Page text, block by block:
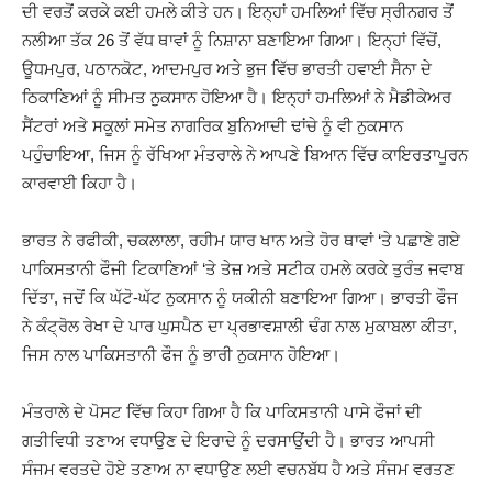
ਦੀ ਵਰਤੋਂ ਕਰਕੇ ਕਈ ਹਮਲੇ ਕੀਤੇ ਹਨ। ਇਨ੍ਹਾਂ ਹਮਲਿਆਂ ਵਿੱਚ ਸ੍ਰੀਨਗਰ ਤੋਂ
ਨਲੀਆ ਤੱਕ 26 ਤੋਂ ਵੱਧ ਥਾਵਾਂ ਨੂੰ ਨਿਸ਼ਾਨਾ ਬਣਾਇਆ ਗਿਆ। ਇਨ੍ਹਾਂ ਵਿੱਚੋਂ,
ਊਧਮਪੁਰ, ਪਠਾਨਕੋਟ, ਆਦਮਪੁਰ ਅਤੇ ਭੁਜ ਵਿੱਚ ਭਾਰਤੀ ਹਵਾਈ ਸੈਨਾ ਦੇ
ਠਿਕਾਣਿਆਂ ਨੂੰ ਸੀਮਤ ਨੁਕਸਾਨ ਹੋਇਆ ਹੈ। ਇਨ੍ਹਾਂ ਹਮਲਿਆਂ ਨੇ ਮੈਡੀਕੇਅਰ
ਸੈਂਟਰਾਂ ਅਤੇ ਸਕੂਲਾਂ ਸਮੇਤ ਨਾਗਰਿਕ ਬੁਨਿਆਦੀ ਢਾਂਚੇ ਨੂੰ ਵੀ ਨੁਕਸਾਨ
ਪਹੁੰਚਾਇਆ, ਜਿਸ ਨੂੰ ਰੱਖਿਆ ਮੰਤਰਾਲੇ ਨੇ ਆਪਣੇ ਬਿਆਨ ਵਿੱਚ ਕਾਇਰਤਾਪੂਰਨ
ਕਾਰਵਾਈ ਕਿਹਾ ਹੈ।
ਭਾਰਤ ਨੇ ਰਫੀਕੀ, ਚਕਲਾਲਾ, ਰਹੀਮ ਯਾਰ ਖਾਨ ਅਤੇ ਹੋਰ ਥਾਵਾਂ ‘ਤੇ ਪਛਾਣੇ ਗਏ
ਪਾਕਿਸਤਾਨੀ ਫੌਜੀ ਟਿਕਾਣਿਆਂ ‘ਤੇ ਤੇਜ਼ ਅਤੇ ਸਟੀਕ ਹਮਲੇ ਕਰਕੇ ਤੁਰੰਤ ਜਵਾਬ
ਦਿੱਤਾ, ਜਦੋਂ ਕਿ ਘੱਟੋ-ਘੱਟ ਨੁਕਸਾਨ ਨੂੰ ਯਕੀਨੀ ਬਣਾਇਆ ਗਿਆ। ਭਾਰਤੀ ਫੌਜ
ਨੇ ਕੰਟ੍ਰੋਲ ਰੇਖਾ ਦੇ ਪਾਰ ਘੁਸਪੈਠ ਦਾ ਪ੍ਰਭਾਵਸ਼ਾਲੀ ਢੰਗ ਨਾਲ ਮੁਕਾਬਲਾ ਕੀਤਾ,
ਜਿਸ ਨਾਲ ਪਾਕਿਸਤਾਨੀ ਫੌਜ ਨੂੰ ਭਾਰੀ ਨੁਕਸਾਨ ਹੋਇਆ।
ਮੰਤਰਾਲੇ ਦੇ ਪੋਸਟ ਵਿੱਚ ਕਿਹਾ ਗਿਆ ਹੈ ਕਿ ਪਾਕਿਸਤਾਨੀ ਪਾਸੇ ਫੌਜਾਂ ਦੀ
ਗਤੀਵਿਧੀ ਤਣਾਅ ਵਧਾਉਣ ਦੇ ਇਰਾਦੇ ਨੂੰ ਦਰਸਾਉਂਦੀ ਹੈ। ਭਾਰਤ ਆਪਸੀ
ਸੰਜਮ ਵਰਤਦੇ ਹੋਏ ਤਣਾਅ ਨਾ ਵਧਾਉਣ ਲਈ ਵਚਨਬੱਧ ਹੈ ਅਤੇ ਸੰਜਮ ਵਰਤਣ